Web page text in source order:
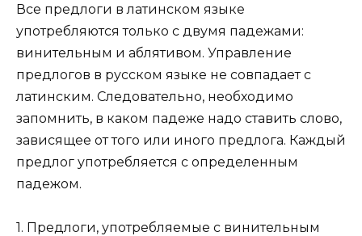
Все предлоги в латинском языке
употребляются только с двумя падежами:
винительным и аблятивом. Управление
предлогов в русском языке не совпадает с
латинским. Следовательно, необходимо
запомнить, в каком падеже надо ставить слово,
зависящее от того или иного предлога. Каждый
предлог употребляется с определенным
падежом.
1. Предлоги, употребляемые с винительным